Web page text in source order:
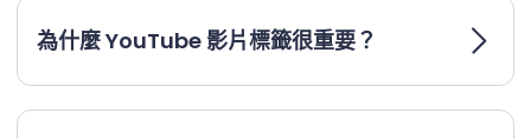
為什麼 YouTube 影片標籤很重要？